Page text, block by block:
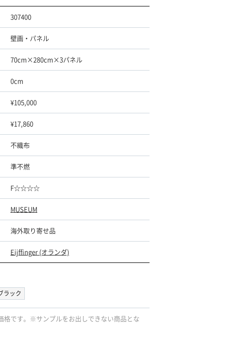
307400
壁画・パネル
70cm×280cm×3パネル
0cm
¥105,000
¥17,860
不織布
準不燃
F☆☆☆☆
MUSEUM
海外取り寄せ品
Eijffinger (オランダ)
ラック
格です。※サンプルをお出しできない商品とな